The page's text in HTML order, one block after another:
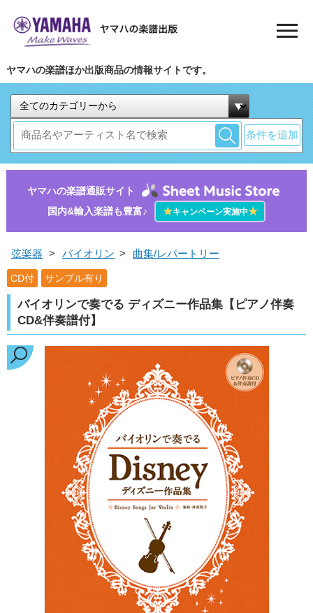
ヤマハの楽譜ほか出版商品の情報サイトです。
条件を追加
ヤマハの楽譜通販サイト
国内&輸入楽譜も豊富♪
★キャンペーン実施中★
弦楽器 > バイオリン > 曲集/レパートリー
CD付 サンプル有り
バイオリンで奏でる ディズニー作品集【ピアノ伴奏
CD&伴奏譜付】